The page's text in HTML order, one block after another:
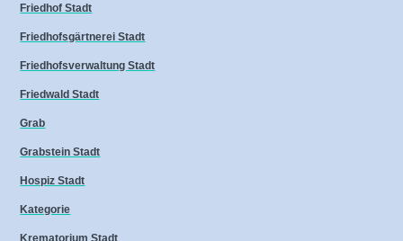
Friedhof Stadt
Friedhofsgärtnerei Stadt
Friedhofsverwaltung Stadt
Friedwald Stadt
Grab
Grabstein Stadt
Hospiz Stadt
Kategorie
Krematorium Stadt